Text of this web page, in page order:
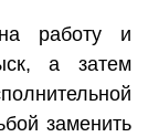
работу и
а затем
заменить